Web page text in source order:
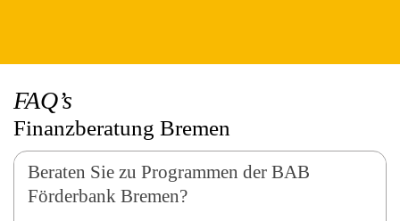
FAQ’s
Finanzberatung Bremen
Beraten Sie zu Programmen der BAB
Förderbank Bremen?